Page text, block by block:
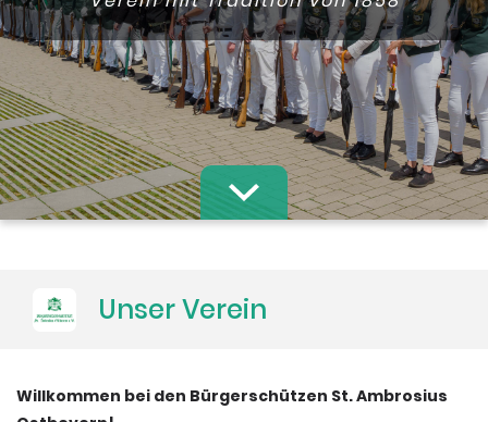
Geschichte
Vorstand
Könige
Dokumente
Sponsoren
"Jetzt Mitglied werden"
Unser Verein
Willkommen bei den Bürgerschützen St. Ambrosius